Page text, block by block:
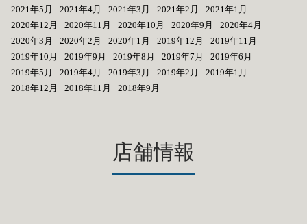
2021年5月
2021年4月 2021年3月 2021年2月
2021年1月
2020年12月
2020年11月 2020年10月 2020年9月
2020年4月
2020年3月
2020年2月 2020年1月 2019年12月
2019年11月
2019年10月
2019年9月 2019年8月 2019年7月
2019年6月
2019年5月
2019年4月 2019年3月 2019年2月
2019年1月
2018年12月
2018年11月 2018年9月
店舗情報